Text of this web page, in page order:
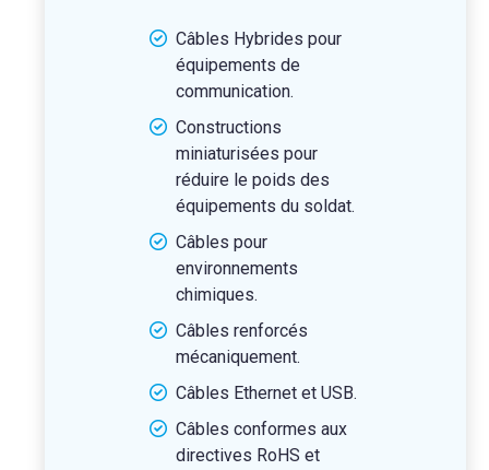
Câbles Hybrides pour
équipements de
communication.
Constructions
miniaturisées pour
réduire le poids des
équipements du soldat.
Câbles pour
environnements
chimiques.
Câbles renforcés
mécaniquement.
Câbles Ethernet et USB.
Câbles conformes aux
directives RoHS et